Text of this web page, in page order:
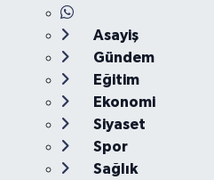
Asayiş
Gündem
Eğitim
Ekonomi
Siyaset
Spor
Sağlık